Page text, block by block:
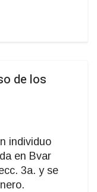
de los
individuo
en Bvar
3a. y se